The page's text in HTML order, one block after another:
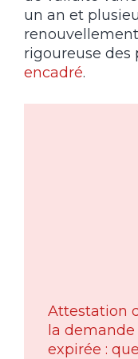
un an et
rigoureuse des
encadré.
Attestation
la
expirée :